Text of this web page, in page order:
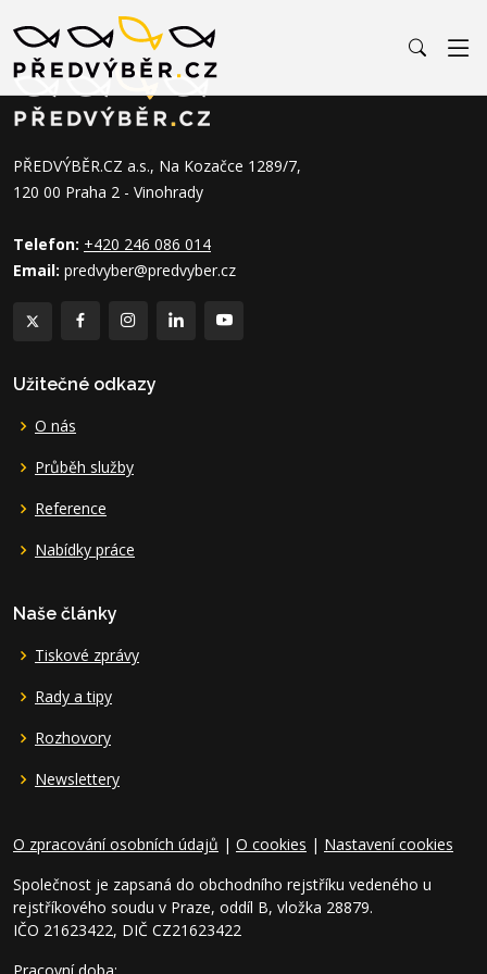
PŘEDVÝBĚR.CZ a.s., Na Kozačce 1289/7,
120 00 Praha 2 - Vinohrady
Telefon: +420 246 086 014
Email: predvyber@predvyber.cz
Užitečné odkazy
O nás
Průběh služby
Reference
Nabídky práce
Naše články
Tiskové zprávy
Rady a tipy
Rozhovory
Newslettery
O zpracování osobních údajů | O cookies | Nastavení cookies
Společnost je zapsaná do obchodního rejstříku vedeného u
rejstříkového soudu v Praze, oddíl B, vložka 28879.
IČO 21623422, DIČ CZ21623422